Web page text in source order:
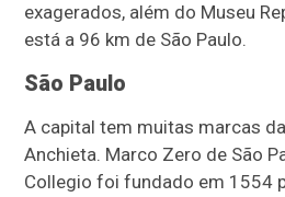
exagerados, além do Museu
está a 96 km de São Paulo.
São Paulo
A capital tem muitas marcas
Anchieta. Marco Zero de São
Collegio foi fundado em 1554